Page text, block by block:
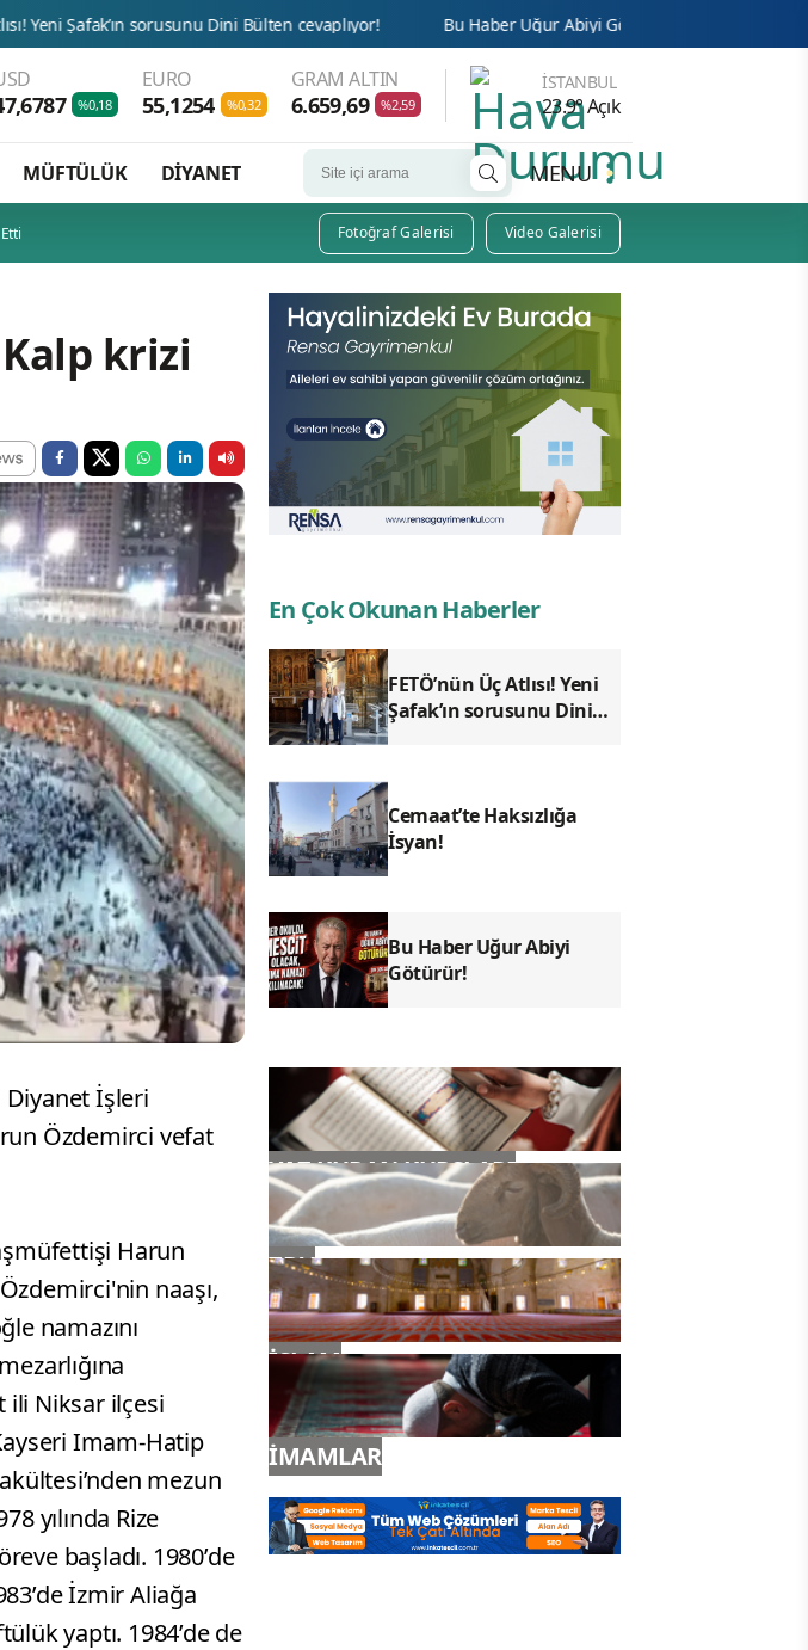
sorusunu Dini Bülten cevaplıyor! Bu Haber Uğur Abiyi Götürür! Cemaat’te Haksızlığa
%0,18
EURO
55,1254 %0,32
GRAM ALTIN
6.659,69 %2,59
İSTANBUL
23.9° Açık
MÜFTÜLÜK DİYANET MENU
Fotoğraf Galerisi Video Galerisi
krizi
İşleri
Özdemirci vefat
Harun
naaşı,
namazını
ili Niksar ilçesi
Imam-Hatip
mezun
yılında Rize
başladı. 1980’de
İzmir Aliağa
yaptı. 1984’de de
En Çok Okunan Haberler
FETÖ’nün Üç Atlısı! Yeni
Şafak’ın sorusunu Dini
Cemaat’te Haksızlığa
İsyan!
Bu Haber Uğur Abiyi
Götürür!
YAZ KURAN KURSLARI
TDV
İSLAM
İMAMLAR